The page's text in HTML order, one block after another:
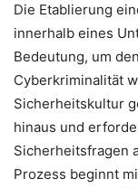
Die Etablierung
innerhalb eines
Bedeutung, um
Cyberkriminalität
Sicherheitskultur
hinaus und
Sicherheitsfragen
Prozess beginnt